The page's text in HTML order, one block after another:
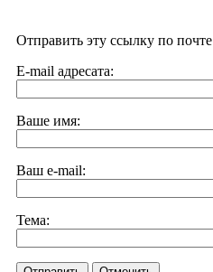
Отправить эту ссылку по почте
E-mail адресата:
Ваше имя:
Ваш e-mail:
Тема: